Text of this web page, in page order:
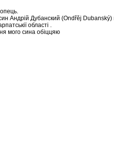
Андрій Дубанский (Оndřěj Dubanský)
області .
мого сина обіццяю